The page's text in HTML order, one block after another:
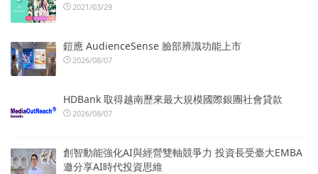
2021/03/29
鎧應 AudienceSense 臉部辨識功能上市
2026/08/07
HDBank 取得越南歷來最大規模國際銀團社會貸款
2026/08/07
創智動能強化AI與經營雙軸競爭力 投資長受臺大EMBA
邀分享AI時代投資思維